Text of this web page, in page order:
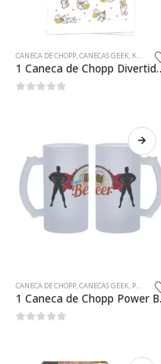
CANECA DE CHOPP,CANECAS GEEK, KAWAII
1 Caneca de Chopp
CANECA DE CHOPP,CANECAS GEEK, PRESENTES CRIATIVOS PAIS GEEK
1